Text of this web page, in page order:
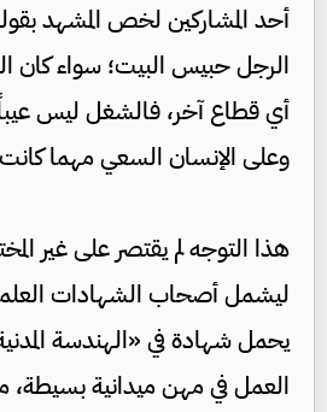
أحد المشاركين لخص المشهد
الرجل حبيس البيت؛ سواء كان
أي قطاع آخر، فالشغل ليس عيباً،
وعلى الإنسان السعي مهما
هذا التوجه لم يقتصر على غير
ليشمل أصحاب الشهادات
يحمل شهادة في «الهندسة
العمل في مهن ميدانية بسيطة،